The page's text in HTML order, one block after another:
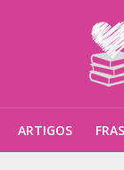
ARTIGOS